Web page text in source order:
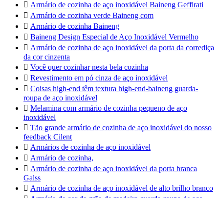
 Armário de cozinha de aço inoxidável Baineng Geffirati
 Armário de cozinha verde Baineng com
 Armário de cozinha Baineng
 Baineng Design Especial de Aço Inoxidável Vermelho
 Armário de cozinha de aço inoxidável da porta da corrediça
da cor cinzenta
 Você quer cozinhar nesta bela cozinha
 Revestimento em pó cinza de aço inoxidável
 Coisas high-end têm textura high-end-baineng guarda-
roupa de aço inoxidável
 Melamina com armário de cozinha pequeno de aço
inoxidável
 Tão grande armário de cozinha de aço inoxidável do nosso
feedback Cilent
 Armários de cozinha de aço inoxidável
 Armário de cozinha,
 Armário de cozinha de aço inoxidável da porta branca
Galss
 Armário de cozinha de aço inoxidável de alto brilho branco